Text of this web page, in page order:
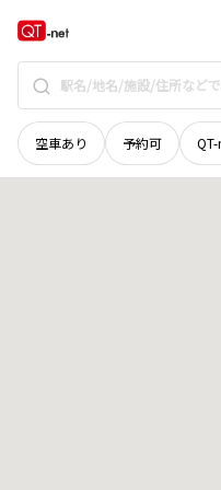
空車あり 予約可
北海道